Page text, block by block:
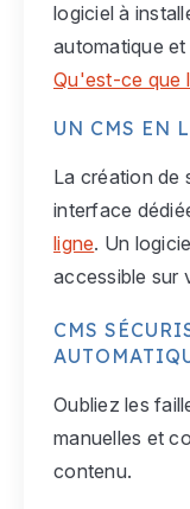
logiciel à
automatique
Qu'est-ce que
UN CMS EN
La création de
interface
ligne. Un
accessible sur
CMS
Oubliez les
manuelles et
contenu.